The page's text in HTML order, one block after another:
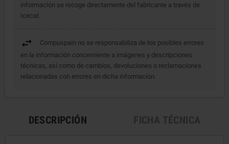
información se recoge directamente del fabricante a través de
Icecat.
Compuspain no se responsabiliza de los posibles errores
en la información concerniente a imágenes y descripciones
técnicas, así como de cambios, devoluciones o reclamaciones
relacionadas con errores en dicha información.
DESCRIPCIÓN